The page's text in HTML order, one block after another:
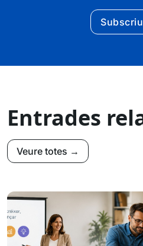
Entrades
Veure totes →